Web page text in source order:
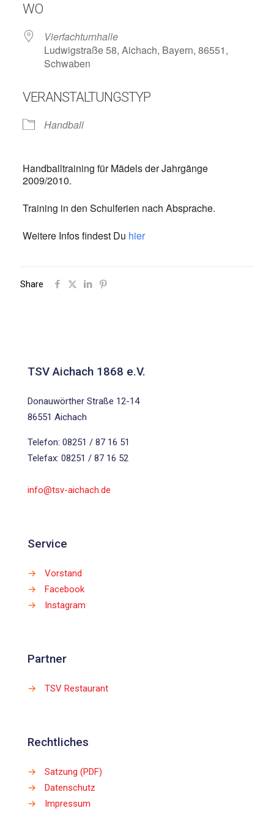
WO
Vierfachturnhalle
Ludwigstraße 58, Aichach, Bayern, 86551,
Schwaben
VERANSTALTUNGSTYP
Handball
Handballtraining für Mädels der Jahrgänge
2009/2010.
Training in den Schulferien nach Absprache.
Weitere Infos findest Du hier
Share
TSV Aichach 1868 e.V.
Donauwörther Straße 12-14
86551 Aichach
Telefon: 08251 / 87 16 51
Telefax: 08251 / 87 16 52
info@tsv-aichach.de
Service
→
Vorstand
→
Facebook
→
Instagram
Partner
→ TSV Restaurant
Rechtliches
→
Satzung (PDF)
→
Datenschutz
→
Impressum